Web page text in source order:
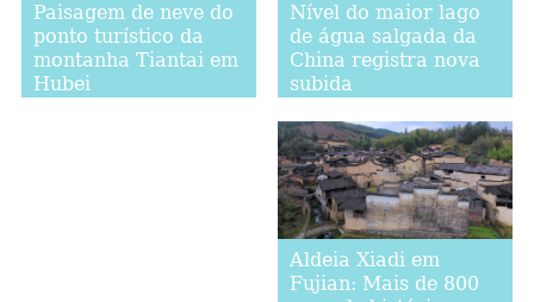
Paisagem de neve do
ponto turístico da
montanha Tiantai em
Hubei
Nível do maior lago
de água salgada da
China registra nova
subida
Aldeia Xiadi em
Fujian: Mais de 800